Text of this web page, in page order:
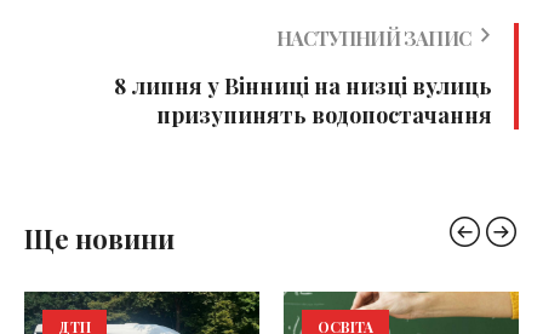
НАСТУПНИЙ ЗАПИС
8 липня у Вінниці на низці вулиць
призупинять водопостачання
Ще новини
ДТП ОСВІТА